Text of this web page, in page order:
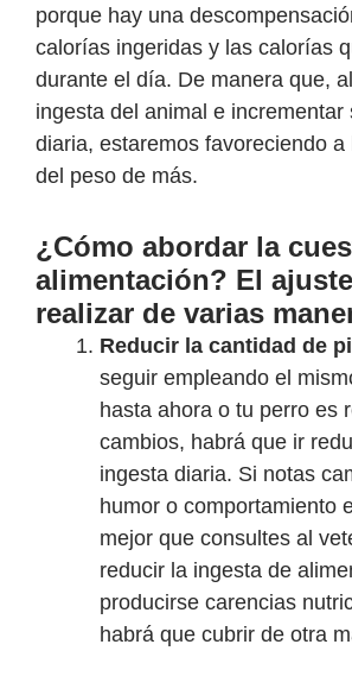
porque hay una
calorías ingeridas y las calorías
durante el día. De manera que,
ingesta del animal e incrementar
diaria, estaremos favoreciendo a
del peso de más.
¿Cómo abordar la
alimentación? El
realizar de varias
Reducir la cantidad de
seguir empleando el
hasta ahora o tu perro es
cambios, habrá que ir
ingesta diaria. Si notas
humor o comportamiento
mejor que consultes al
reducir la ingesta de
producirse carencias
habrá que cubrir de otra